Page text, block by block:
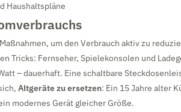
Haushaltspläne
um den Verbrauch aktiv zu
Tricks: Fernseher, Spielekonsolen und
– dauerhaft. Eine schaltbare
Altgeräte zu ersetzen: Ein 15 Jahre alter
modernes Gerät gleicher Größe.